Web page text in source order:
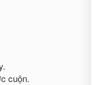
cuộn.